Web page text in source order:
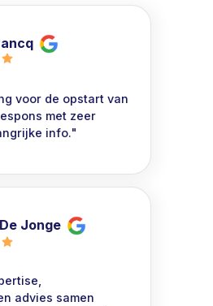
voor de opstart van
met zeer
info."
Jonge
advies samen